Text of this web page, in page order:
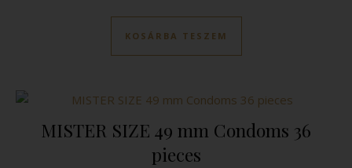
KOSÁRBA TESZEM
MISTER SIZE 49 mm Condoms 36
pieces